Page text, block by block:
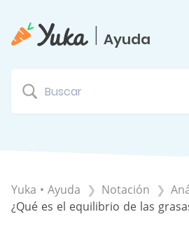
| Ayuda
Yuka • Ayuda ​Notación
¿Qué es el equilibrio de las